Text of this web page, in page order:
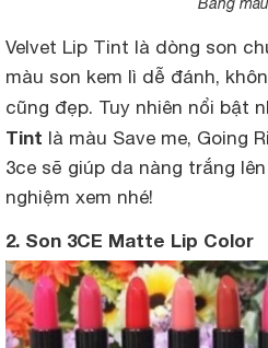
Velvet Lip Tint là dòng son
màu son kem lì dễ đánh,
cũng đẹp. Tuy nhiên nổi bật
Tint là màu Save me, Going
3ce sẽ giúp da nàng trắng
nghiệm xem nhé!
2. Son 3CE Matte Lip Color